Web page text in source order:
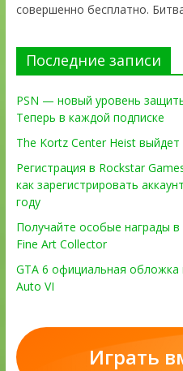
совершенно бесплатно.
Последние записи
PSN — новый уровень
Теперь в каждой подписке
The Kortz Center Heist
Регистрация в Rockstar
как зарегистрировать
году
Получайте особые награды
Fine Art Collector
GTA 6 официальная обложка
Auto VI
Играть